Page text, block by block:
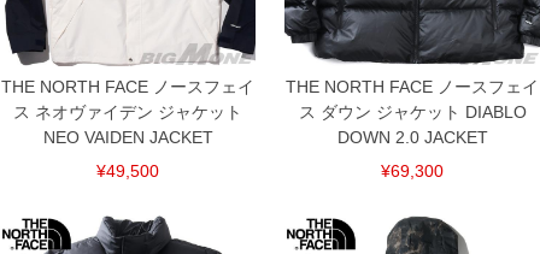
ください。
※当店での掲載商品は、実店鋪と在庫を共用しておりますので店頭での売り違い、店
舗からのお取り寄せ等により、お客様にご迷惑をお掛けしてしまう場合がございま
す。そのようなことがない様最大限に努めておりますが、もしあった場合速やかにご
連絡させて頂きますので予めご了承ください。
ITEM INTRODUCTION
THE NORTH FACE ノースフェイ
ス ネオヴァイデン ジャケット
NEO VAIDEN JACKET
¥49,500
THE NORTH FACE ノースフェイ
ス ダウン ジャケット DIABLO
DOWN 2.0 JACKET
¥69,300